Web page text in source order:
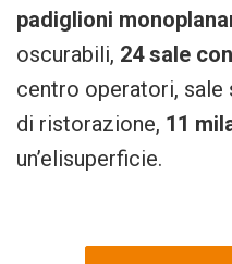
padiglioni
oscurabili, 24 sale
centro operatori, sale
di ristorazione, 11
un’elisuperficie.